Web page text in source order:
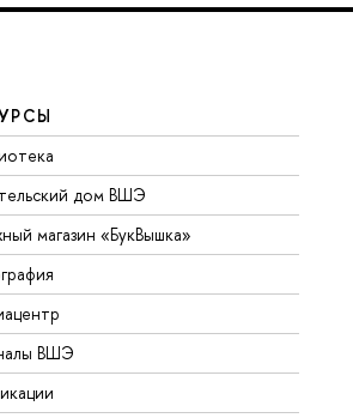
дом ВШЭ
магазин «БукВышка»
ВШЭ